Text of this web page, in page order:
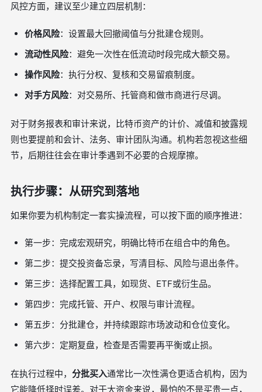
风控方面，建议至少建立四层机制：
价格风险：设置最大回撤阈值与分批建仓规则。
流动性风险：避免一次性在低流动时段完成大额交易。
操作风险：执行分权、复核和交易留痕制度。
对手方风险：对交易所、托管商和做市商进行尽调。
对于财务报表和审计来说，比特币资产的计价、减值和披露规
则也要提前和会计、法务、审计团队沟通。机构若忽视这些细
节，后期往往会在审计季遇到不必要的合规摩擦。
执行步骤：从研究到落地
如果你要为机构制定一套实操流程，可以按下面的顺序推进：
第一步：完成宏观研究，明确比特币在组合中的角色。
第二步：提交投资备忘录，写清目标、风险与退出条件。
第三步：选择配置工具，如现货、ETF或衍生品。
第四步：完成托管、开户、权限与审计流程。
第五步：分批建仓，并持续跟踪市场波动和仓位变化。
第六步：定期复盘，检查是否需要再平衡或止损。
在执行过程中， 分批买入通常比一次性满仓更适合机构，因为
它能降低择时误差。对于大资金来说，最怕的不是买贵一点，